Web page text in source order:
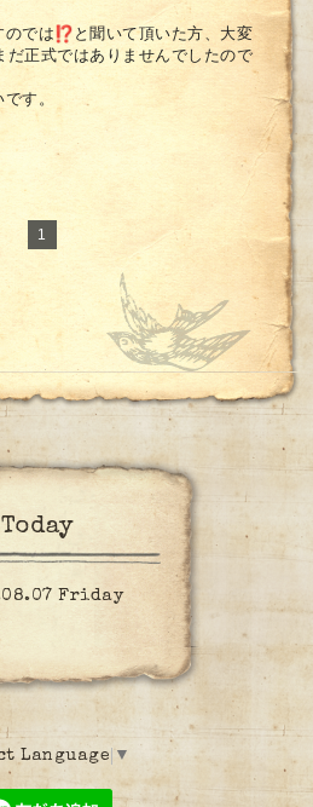
のでは
と聞いて頂いた方、大変
だ正式ではありませんでしたので
す。
1
Today
Friday
Language ▼